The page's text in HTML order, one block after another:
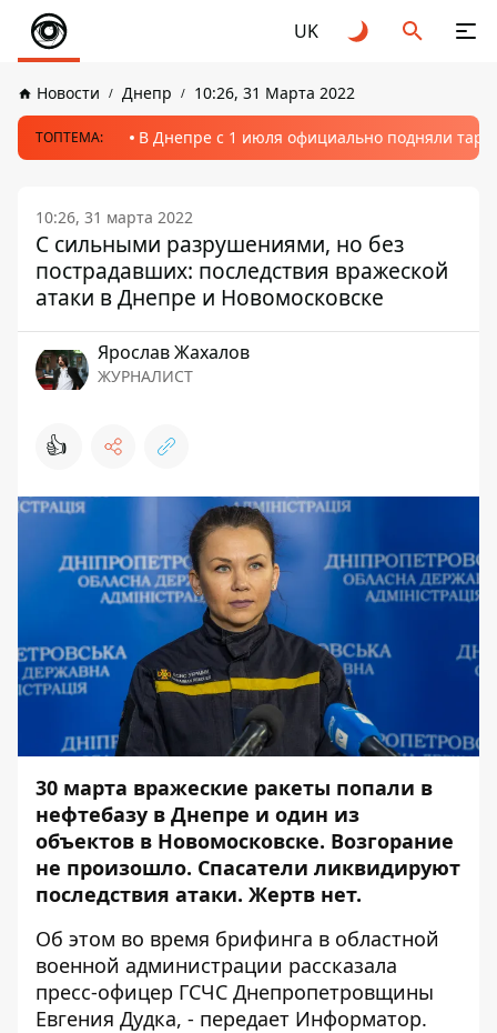
UK
Новости Днепр 10:26, 31 Марта 2022
ТОПТЕМА: В Днепре с 1 июля официально подняли
10:26, 31 марта 2022
С сильными разрушениями, но без
пострадавших: последствия вражеской
атаки в Днепре и Новомосковске
Ярослав Жахалов
ЖУРНАЛИСТ
👍
30 марта вражеские ракеты попали в
нефтебазу в Днепре и один из
объектов в Новомосковске. Возгорание
не произошло. Спасатели ликвидируют
последствия атаки. Жертв нет.
Об этом во время брифинга в областной
военной администрации рассказала
пресс-офицер ГСЧС Днепропетровщины
Евгения Дудка, - передает Информатор.